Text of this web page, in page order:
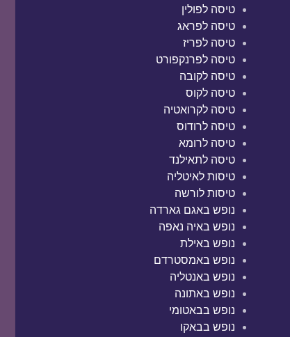
טיסה לפולין
טיסה לפראג
טיסה לפריז
טיסה לפרנקפורט
טיסה לקובה
טיסה לקוס
טיסה לקרואטיה
טיסה לרודוס
טיסה לרומא
טיסה לתאילנד
טיסות לאיטליה
טיסות לורשה
נופש באגם גארדה
נופש באיה נאפה
נופש באילת
נופש באמסטרדם
נופש באנטליה
נופש באתונה
נופש בבאטומי
נופש בבאקו